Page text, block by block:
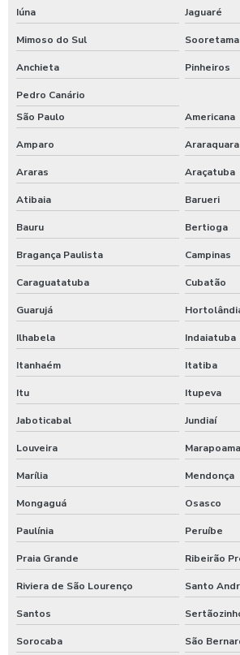
Iúna Jaguaré
Mimoso do Sul Sooretama
Anchieta Pinheiros
Pedro Canário
São Paulo
Americana
Amparo Araraquara
Araras Araçatuba
Atibaia Barueri
Bauru Bertioga
Bragança Paulista Campinas
Caraguatatuba Cubatão
Guarujá
Ilhabela Indaiatuba
Itanhaém Itatiba
Itu Itupeva
Jaboticabal Jundiaí
Louveira Marapoama
Marília Mendonça
Mongaguá Osasco
Paulínia Peruíbe
Praia Grande Ribeirão
Riviera de São Lourenço Santo
Santos
Sorocaba São